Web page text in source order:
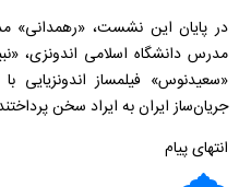
در پایان این نشست، «رهمدانی»
مدرس دانشگاه اسلامی اندونزی،
«سعیدنوس» فیلمساز
جریان‌ساز ایران به ایراد سخن
انتهای پیام